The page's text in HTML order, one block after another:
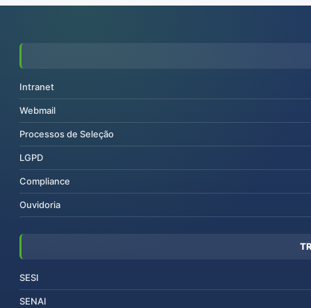
Intranet
Webmail
Processos de Seleção
LGPD
Compliance
Ouvidoria
SESI
SENAI